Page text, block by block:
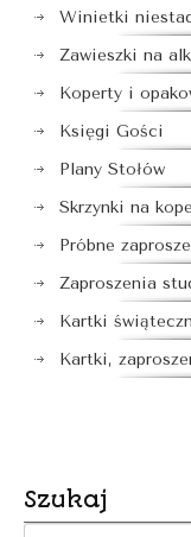
Winietki
Zawieszki na
Koperty i
Księgi Gości
Plany Stołów
Skrzynki na
Próbne
Zaproszenia
Kartki
Kartki,
Szukaj